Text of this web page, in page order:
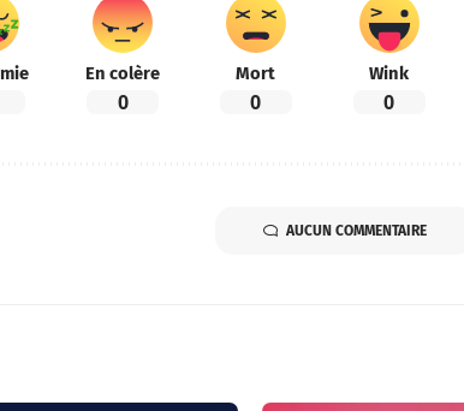
En colère
0
Mort
0
Wink
0
AUCUN COMMENTAIRE